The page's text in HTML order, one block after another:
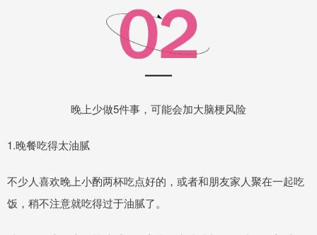
晚上少做5件事，可能会加大脑梗风险
1.晚餐吃得太油腻
不少人喜欢晚上小酌两杯吃点好的，或者和朋友家人聚在一起吃
饭，稍不注意就吃得过于油腻了。